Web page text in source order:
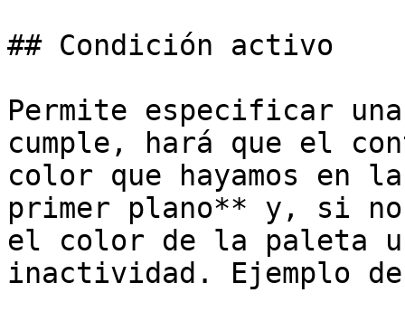
## Condición activo
Permite especificar
cumple, hará que el
color que hayamos en
primer plano** y, si no
el color de la paleta
inactividad. Ejemplo